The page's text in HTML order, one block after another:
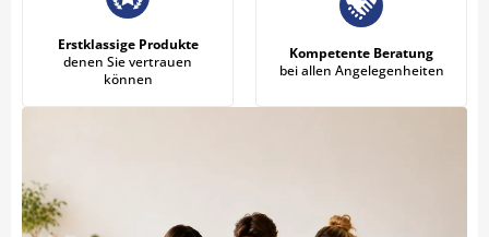
Erstklassige Produkte
denen Sie vertrauen
können
Kompetente Beratung
bei allen Angelegenheiten